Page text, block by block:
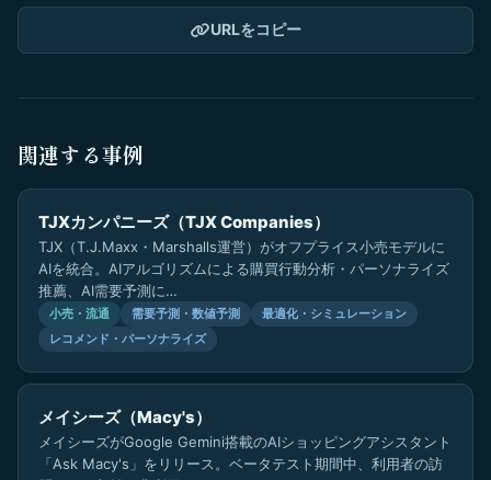
URLをコピー
関連する事例
TJXカンパニーズ（TJX Companies）
TJX（T.J.Maxx・Marshalls運営）がオフプライス小売モデルに
AIを統合。AIアルゴリズムによる購買行動分析・パーソナライズ
推薦、AI需要予測に…
小売・流通 需要予測・数値予測
最適化・シミュレーション
レコメンド・パーソナライズ
メイシーズ（Macy's）
メイシーズがGoogle Gemini搭載のAIショッピングアシスタント
「Ask Macy's」をリリース。ベータテスト期間中、利用者の訪